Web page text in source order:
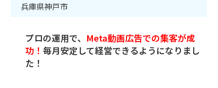
兵庫県神戸市
プロの運用で、 Meta動画広告での集客が成
功！毎月安定して経営できるようになりまし
た！